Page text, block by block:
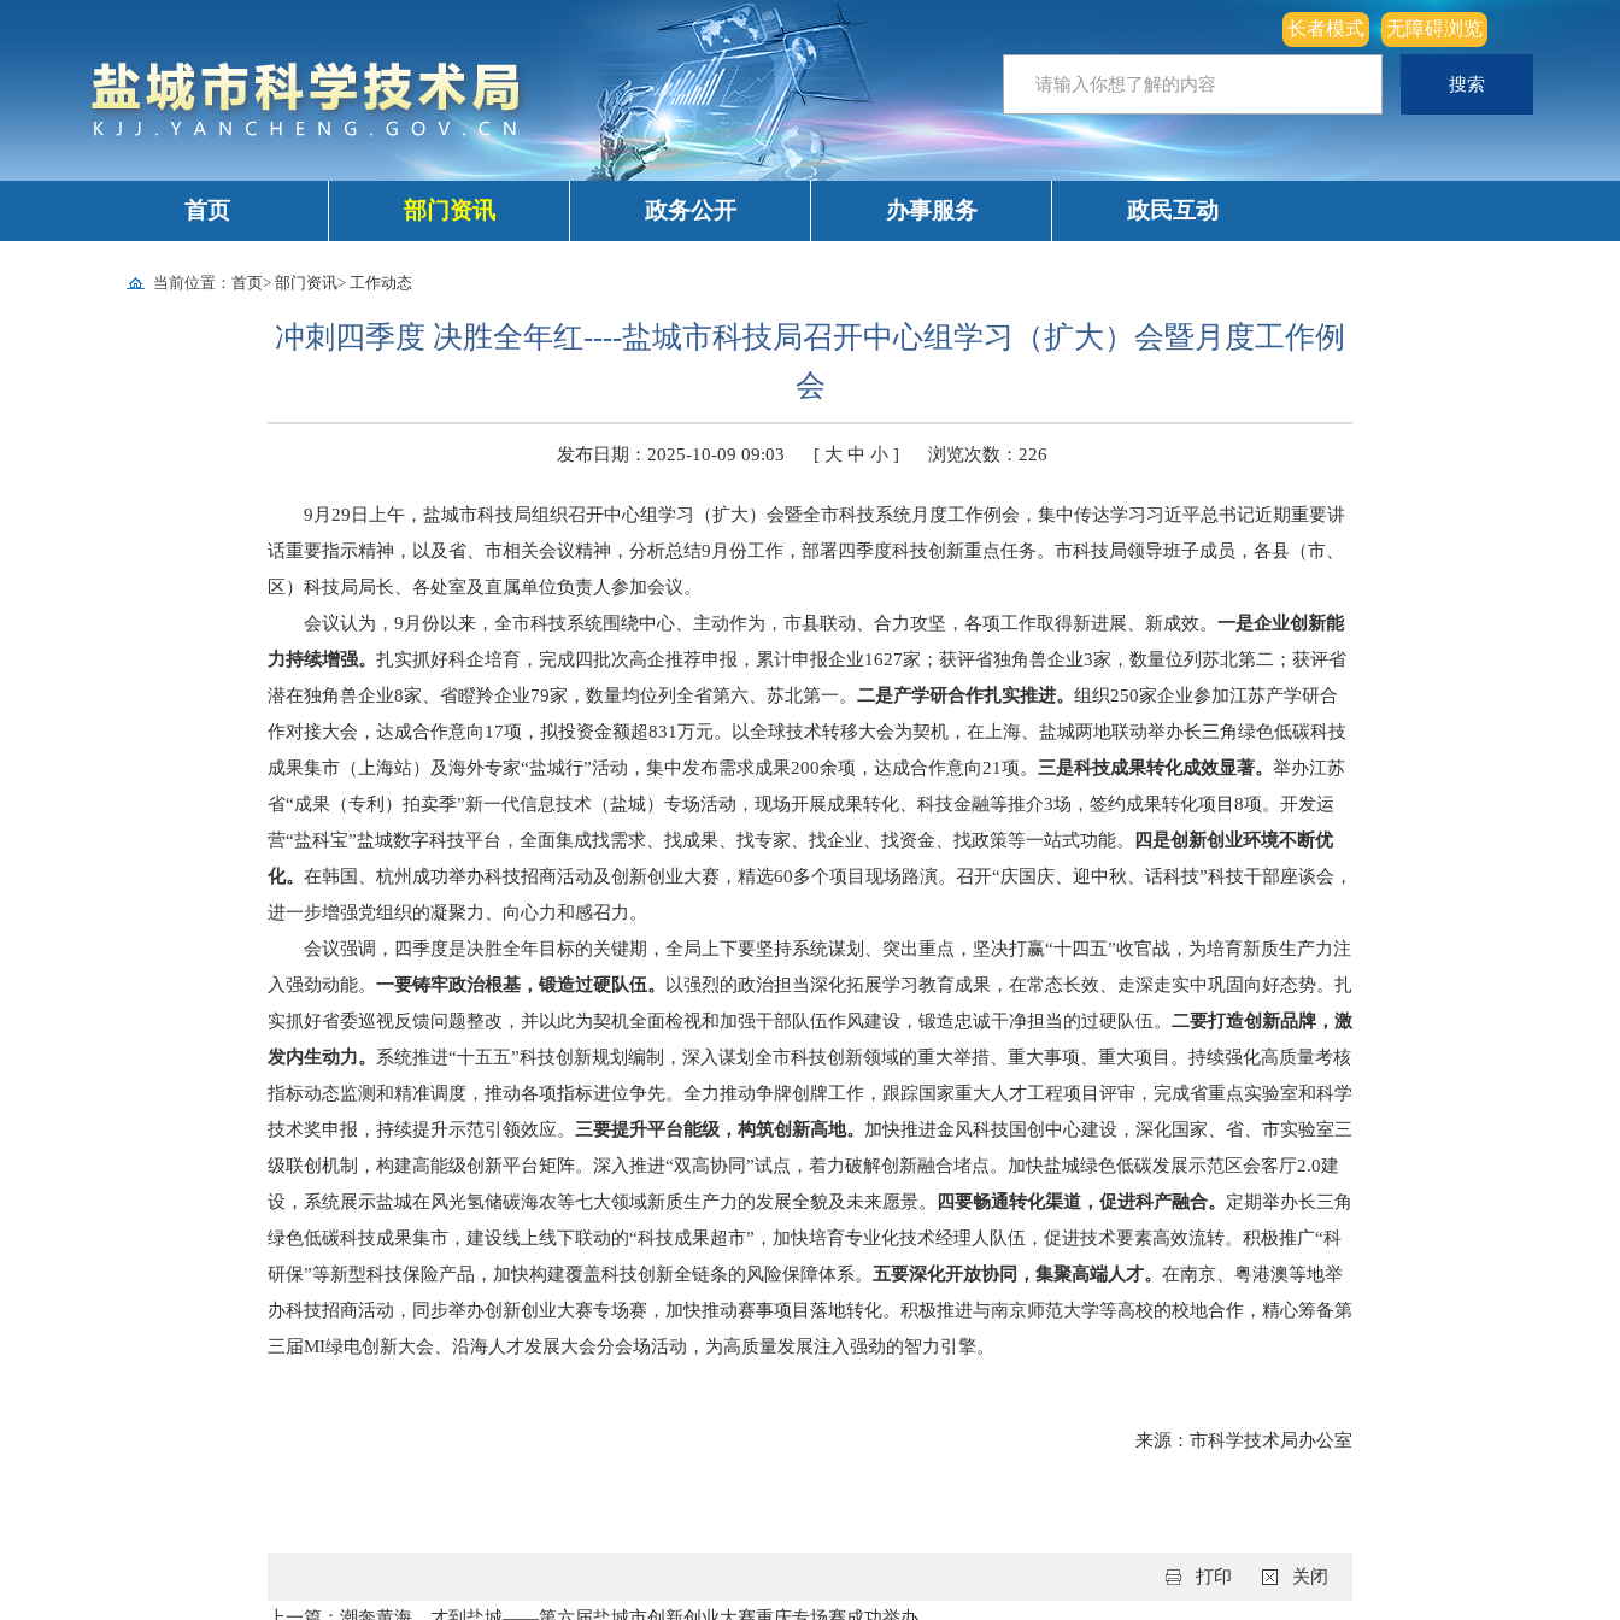
长者模式 无障碍浏览
首页 部门资讯 政务公开 办事服务 政民互动
当前位置： 首页> 部门资讯> 工作动态
冲刺四季度 决胜全年红----盐城市科技局召开中心组学习（扩大）会暨月度工作例
会
发布日期：2025-10-09 09:03 [ 大 中 小 ] 浏览次数： 226
9月29日上午，盐城市科技局组织召开中心组学习（扩大）会暨全市科技系统月度工作例会，集中传达学习习近平总书记近期重要讲
话重要指示精神，以及省、市相关会议精神，分析总结9月份工作，部署四季度科技创新重点任务。市科技局领导班子成员，各县（市、
区）科技局局长、各处室及直属单位负责人参加会议。
会议认为，9月份以来，全市科技系统围绕中心、主动作为，市县联动、合力攻坚，各项工作取得新进展、新成效。 一是企业创新能
力持续增强。 扎实抓好科企培育，完成四批次高企推荐申报，累计申报企业1627家；获评省独角兽企业3家，数量位列苏北第二；获评省
潜在独角兽企业8家、省瞪羚企业79家，数量均位列全省第六、苏北第一。 二是产学研合作扎实推进。 组织250家企业参加江苏产学研合
作对接大会，达成合作意向17项，拟投资金额超831万元。以全球技术转移大会为契机，在上海、盐城两地联动举办长三角绿色低碳科技
成果集市（上海站）及海外专家“盐城行”活动，集中发布需求成果200余项，达成合作意向21项。 三是科技成果转化成效显著。 举办江苏
省“成果（专利）拍卖季”新一代信息技术（盐城）专场活动，现场开展成果转化、科技金融等推介3场，签约成果转化项目8项。开发运
营“盐科宝”盐城数字科技平台，全面集成找需求、找成果、找专家、找企业、找资金、找政策等一站式功能。
四是创新创业环境不断优
化。 在韩国、杭州成功举办科技招商活动及创新创业大赛，精选60多个项目现场路演。召开“庆国庆、迎中秋、话科技”科技干部座谈会，
进一步增强党组织的凝聚力、向心力和感召力。
会议强调，四季度是决胜全年目标的关键期，全局上下要坚持系统谋划、突出重点，坚决打赢“十四五”收官战，为培育新质生产力注
入强劲动能。 一要铸牢政治根基，锻造过硬队伍。
以强烈的政治担当深化拓展学习教育成果，在常态长效、走深走实中巩固向好态势。扎
实抓好省委巡视反馈问题整改，并以此为契机全面检视和加强干部队伍作风建设，锻造忠诚干净担当的过硬队伍。 二要打造创新品牌，激
发内生动力。 系统推进“十五五”科技创新规划编制，深入谋划全市科技创新领域的重大举措、重大事项、重大项目。持续强化高质量考核
指标动态监测和精准调度，推动各项指标进位争先。全力推动争牌创牌工作，跟踪国家重大人才工程项目评审，完成省重点实验室和科学
技术奖申报，持续提升示范引领效应。 三要提升平台能级，构筑创新高地。 加快推进金风科技国创中心建设，深化国家、省、市实验室三
级联创机制，构建高能级创新平台矩阵。深入推进“双高协同”试点，着力破解创新融合堵点。加快盐城绿色低碳发展示范区会客厅2.0建
设，系统展示盐城在风光氢储碳海农等七大领域新质生产力的发展全貌及未来愿景。
四要畅通转化渠道，促进科产融合。 定期举办长三角
绿色低碳科技成果集市，建设线上线下联动的“科技成果超市”，加快培育专业化技术经理人队伍，促进技术要素高效流转。积极推广“科
研保”等新型科技保险产品，加快构建覆盖科技创新全链条的风险保障体系。 五要深化开放协同，集聚高端人才。 在南京、粤港澳等地举
办科技招商活动，同步举办创新创业大赛专场赛，加快推动赛事项目落地转化。积极推进与南京师范大学等高校的校地合作，精心筹备第
三届MI绿电创新大会、沿海人才发展大会分会场活动，为高质量发展注入强劲的智力引擎。
来源： 市科学技术局办公室
打印 关闭